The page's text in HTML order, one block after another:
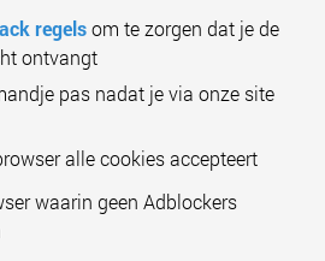
regelsom te zorgen dat je de
ontvangt
pas nadat je via onze site
alle cookies accepteert
waarin geen Adblockers